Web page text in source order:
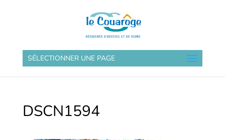
SÉLECTIONNER UNE PAGE
DSCN1594